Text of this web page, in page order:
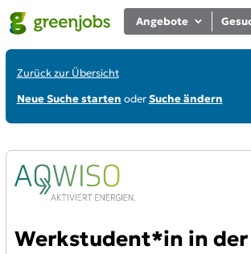
Angebote
Zurück zur Übersicht
Neue Suche starten oderSuche ändern
Werkstudent*in in der